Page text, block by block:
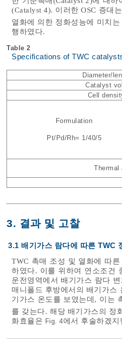
(Catalyst 4). 이러한 OSC 증대
열화에 의한 정화성능에 미치
행하였다.
Table 2
Specifications of TWC
Diameter/
Catalyst
Cell
Formulation
Pt/Pd/Rh= 1/40/5
Thermal
3. 결과 및 고찰
3.1 배기가스 람다에 따른 TWC
TWC 촉매 조성 및 열화에 따
하였다. 이를 위하여 연소조건
운전영역에서 배기가스 람다
매니폴드 후방에서의 배기가스
기가스 온도를 보였는데, 이는
를 갖는다. 해당 배기가스의 정
화효율은 Fig. 4에서 후술하겠